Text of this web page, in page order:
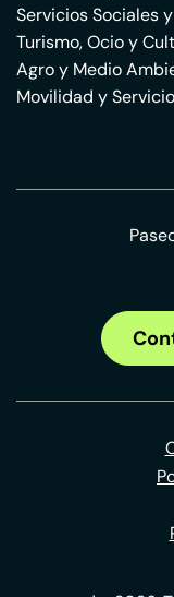
Servicios Sociales
Turismo, Ocio y
Agro y Medio
Movilidad y